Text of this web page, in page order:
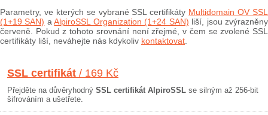
Parametry, ve kterých se vybrané SSL certifikáty Multidomain OV SSL
(1+19 SAN) aAlpiroSSL Organization (1+24 SAN) liší, jsou zvýrazněny
červeně. Pokud z tohoto srovnání není zřejmé, v čem se zvolené SSL
certifikáty liší, neváhejte nás kdykoliv kontaktovat
SSL certifikát / 169 Kč
Přejděte na důvěryhodný SSL certifikát AlpiroSSL se silným až 256-bit
šifrováním a ušetřete.